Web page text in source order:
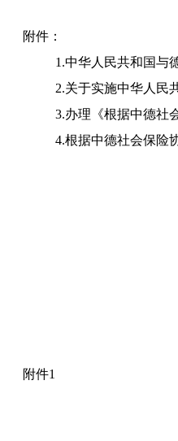
附件：
1.中华人民共和国与
2.关于实施中华人民
3.办理《根据中德社
4.根据中德社会保险
附件1